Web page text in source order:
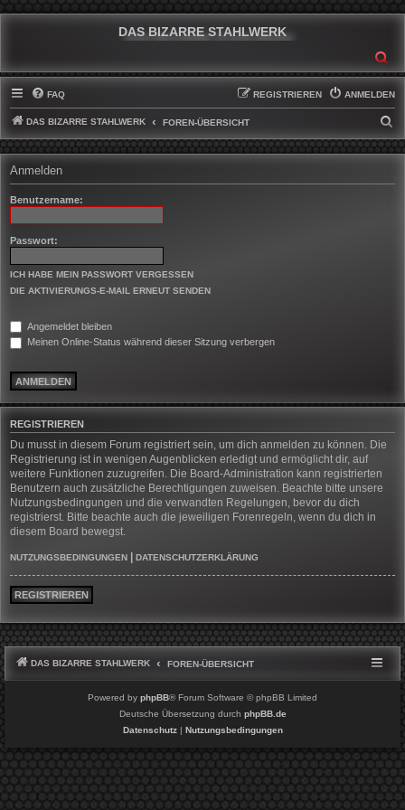
DAS BIZARRE STAHLWERK
FAQ ANMELDEN
REGISTRIEREN
DAS BIZARRE STAHLWERK FOREN-ÜBERSICHT
U
H
Anmelden
Benutzername:
Passwort:
ICH HABE MEIN PASSWORT VERGESSEN
DIE AKTIVIERUNGS-E-MAIL ERNEUT SENDEN
Angemeldet bleiben
Meinen Online-Status während dieser Sitzung verbergen
REGISTRIEREN
Du musst in diesem Forum registriert sein, um dich anmelden zu können. Die
Registrierung ist in wenigen Augenblicken erledigt und ermöglicht dir, auf
weitere Funktionen zuzugreifen. Die Board-Administration kann registrierten
Benutzern auch zusätzliche Berechtigungen zuweisen. Beachte bitte unsere
Nutzungsbedingungen und die verwandten Regelungen, bevor du dich
registrierst. Bitte beachte auch die jeweiligen Forenregeln, wenn du dich in
diesem Board bewegst.
NUTZUNGSBEDINGUNGEN DATENSCHUTZERKLÄRUNG
REGISTRIEREN
DAS BIZARRE STAHLWERK FOREN-ÜBERSICHT
Powered by phpBB® Forum Software © phpBB Limited
Deutsche Übersetzung durch phpBB.de
Datenschutz| Nutzungsbedingungen